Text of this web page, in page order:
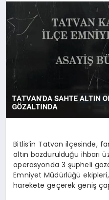
EĞITIM
DÜNYA
YAŞAM
Bitlis’in Tatvan ilçesinde,
altın bozdurulduğu ihbarı
operasyonda 3 şüpheli
Emniyet Müdürlüğü
harekete geçerek geniş